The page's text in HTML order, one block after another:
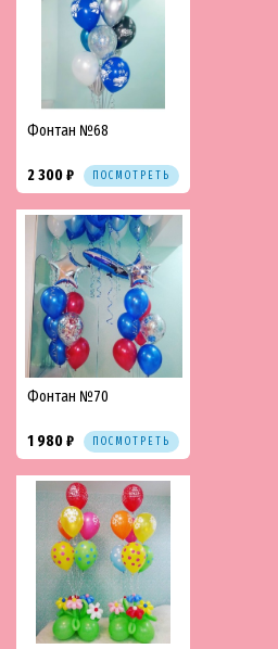
Фонтан №68
2 300 ₽ ПОСМОТРЕТЬ
Фонтан №70
1 980 ₽ ПОСМОТРЕТЬ